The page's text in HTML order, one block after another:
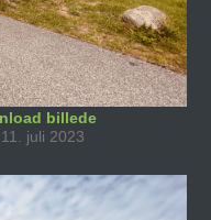
billede
juli 2023